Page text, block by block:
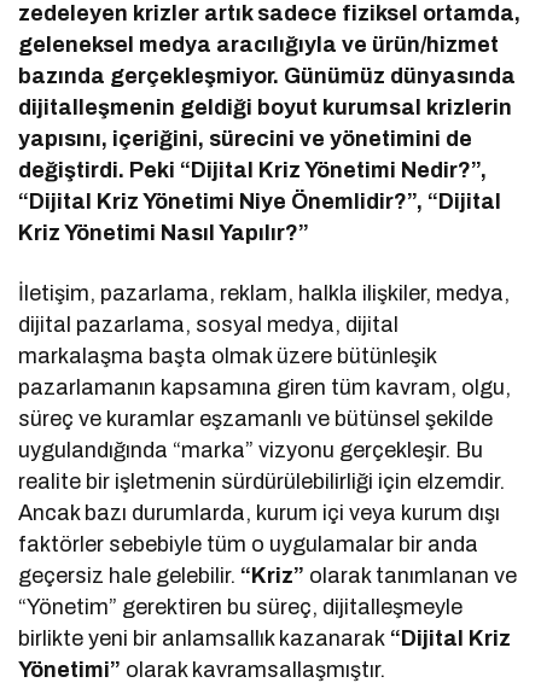
zedeleyen krizler artık sadece fiziksel ortamda,
geleneksel medya aracılığıyla ve ürün/hizmet
bazında gerçekleşmiyor. Günümüz dünyasında
dijitalleşmenin geldiği boyut kurumsal krizlerin
yapısını, içeriğini, sürecini ve yönetimini de
değiştirdi. Peki “Dijital Kriz Yönetimi Nedir?”,
“Dijital Kriz Yönetimi Niye Önemlidir?”, “Dijital
Kriz Yönetimi Nasıl Yapılır?”
İletişim, pazarlama, reklam, halkla ilişkiler, medya,
dijital pazarlama, sosyal medya, dijital
markalaşma başta olmak üzere bütünleşik
pazarlamanın kapsamına giren tüm kavram, olgu,
süreç ve kuramlar eşzamanlı ve bütünsel şekilde
uygulandığında “marka” vizyonu gerçekleşir. Bu
realite bir işletmenin sürdürülebilirliği için elzemdir.
Ancak bazı durumlarda, kurum içi veya kurum dışı
faktörler sebebiyle tüm o uygulamalar bir anda
geçersiz hale gelebilir. “Kriz” olarak tanımlanan ve
“Yönetim” gerektiren bu süreç, dijitalleşmeyle
birlikte yeni bir anlamsallık kazanarak “Dijital Kriz
Yönetimi” olarak kavramsallaşmıştır.